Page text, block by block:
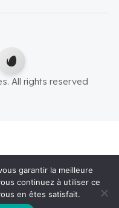
All rights reserved
garantir la meilleure
continuez à utiliser ce
en êtes satisfait.